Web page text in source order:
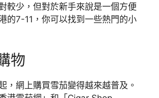
較少，但對於新手來說是一個方便
的7-11，你可以找到一些熱門的小
物
，網上購買雪茄變得越來越普及。